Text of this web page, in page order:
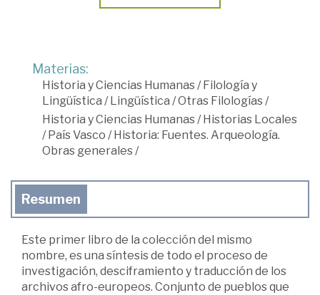
Materias:
Historia y Ciencias Humanas/Filología y
Lingüística /Lingüística /Otras Filologías/
Historia y Ciencias Humanas/Historias Locales
/País Vasco /Historia: Fuentes. Arqueología.
Obras generales/
Resumen
Este primer libro de la colección del mismo
nombre, es una síntesis de todo el proceso de
investigación, desciframiento y traducción de los
archivos afro-europeos. Conjunto de pueblos que